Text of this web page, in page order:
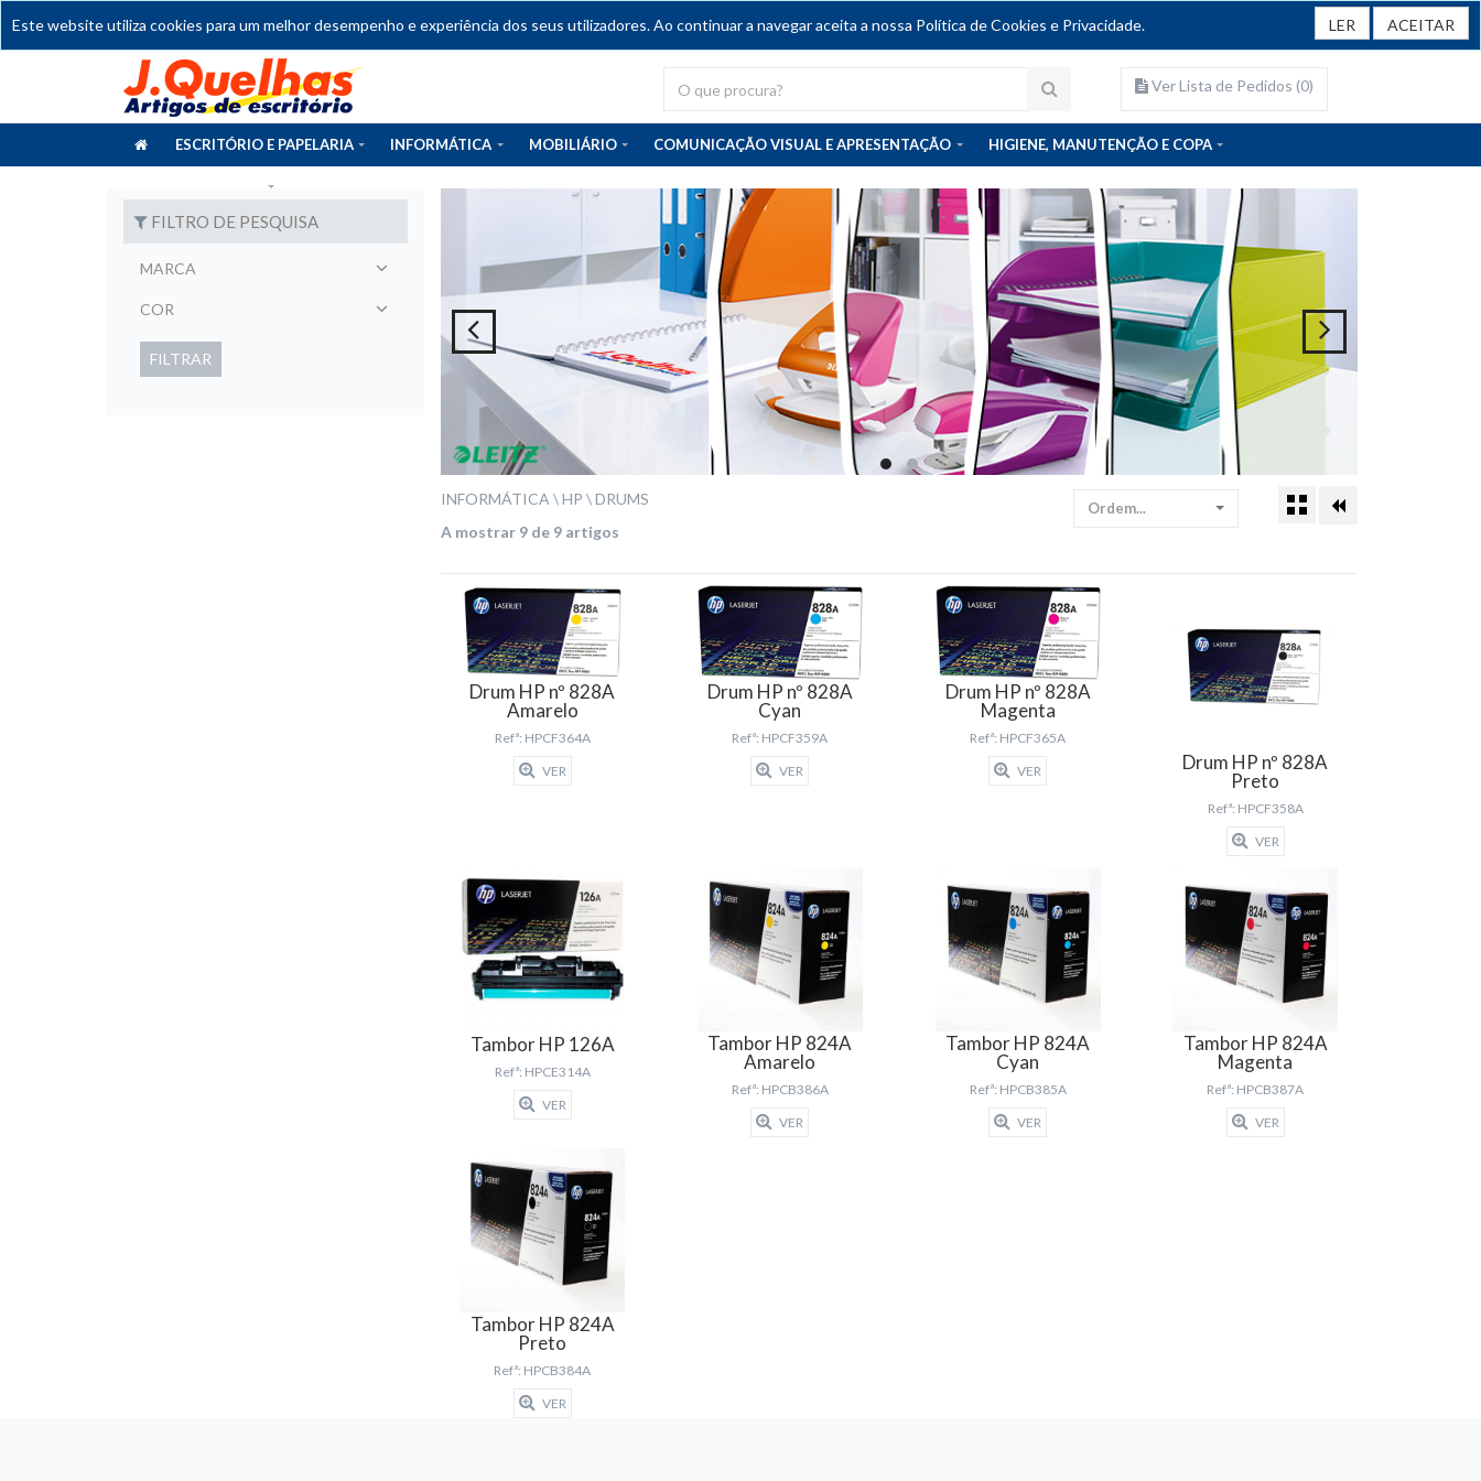
Este website utiliza cookies para um melhor desempenho e experiência dos seus utilizadores. Ao continuar a navegar aceita a nossa Política de Cookies e Privacidade. LER ACEITAR
Ver Lista de Pedidos (0)
ESCRITÓRIO E PAPELARIA INFORMÁTICA MOBILIÁRIO COMUNICAÇÃO VISUAL E APRESENTAÇÃO HIGIENE, MANUTENÇÃO E COPA
FILTRO DE PESQUISA
MARCA
COR
FILTRAR
INFORMÁTICA HP
DRUMS
A mostrar 9 de 9 artigos
Ordem...
Drum HP nº 828A
Amarelo
Refª: HPCF364A
VER
Drum HP nº 828A
Cyan
Refª: HPCF359A
VER
Drum HP nº 828A
Magenta
Refª: HPCF365A
VER
Drum HP nº 828A
Preto
Refª: HPCF358A
VER
Tambor HP 126A
Refª: HPCE314A
VER
Tambor HP 824A
Amarelo
Refª: HPCB386A
VER
Tambor HP 824A
Cyan
Refª: HPCB385A
VER
Tambor HP 824A
Magenta
Refª: HPCB387A
VER
Tambor HP 824A
Preto
Refª: HPCB384A
VER